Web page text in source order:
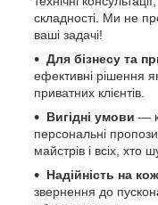
складності. Ми не
ваші задачі!
Для бізнесу та
ефективні рішення
приватних клієнтів.
Вигідні умови —
персональні
майстрів і всіх, хто
Надійність на
звернення до